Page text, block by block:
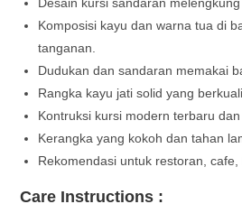
Komposisi kayu dan warna tua di
tanganan.
Dudukan dan sandaran memakai
Rangka kayu jati solid yang
Kontruksi kursi modern terbaru dan
Kerangka yang kokoh dan tahan
Rekomendasi untuk restoran, cafe,
Care Instructions :